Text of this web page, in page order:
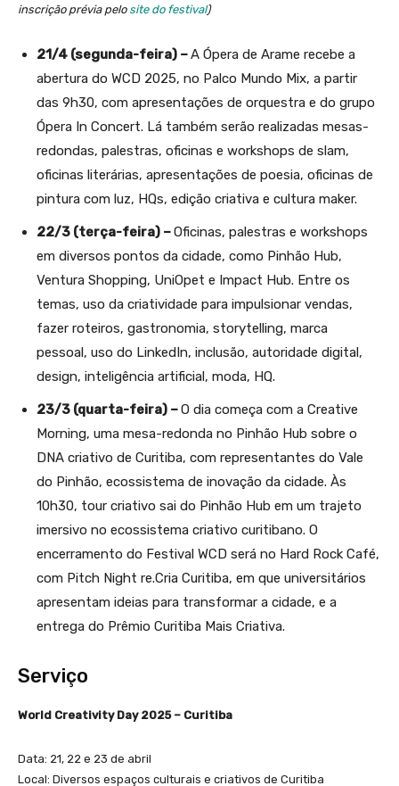
inscrição prévia pelo site do festival)
21/4 (segunda-feira) –A Ópera de Arame recebe a
abertura do WCD 2025, no Palco Mundo Mix, a partir
das 9h30, com apresentações de orquestra e do grupo
Ópera In Concert. Lá também serão realizadas mesas-
redondas, palestras, oficinas e workshops de slam,
oficinas literárias, apresentações de poesia, oficinas de
pintura com luz, HQs, edição criativa e cultura maker.
22/3 (terça-feira) –Oficinas, palestras e workshops
em diversos pontos da cidade, como Pinhão Hub,
Ventura Shopping, UniOpet e Impact Hub. Entre os
temas, uso da criatividade para impulsionar vendas,
fazer roteiros, gastronomia, storytelling, marca
pessoal, uso do LinkedIn, inclusão, autoridade digital,
design, inteligência artificial, moda, HQ.
23/3 (quarta-feira) –O dia começa com a Creative
Morning, uma mesa-redonda no Pinhão Hub sobre o
DNA criativo de Curitiba, com representantes do Vale
do Pinhão, ecossistema de inovação da cidade. Às
10h30, tour criativo sai do Pinhão Hub em um trajeto
imersivo no ecossistema criativo curitibano. O
encerramento do Festival WCD será no Hard Rock Café,
com Pitch Night re.Cria Curitiba, em que universitários
apresentam ideias para transformar a cidade, e a
entrega do Prêmio Curitiba Mais Criativa.
Serviço
World Creativity Day 2025 – Curitiba
Data: 21, 22 e 23 de abril
Local: Diversos espaços culturais e criativos de Curitiba